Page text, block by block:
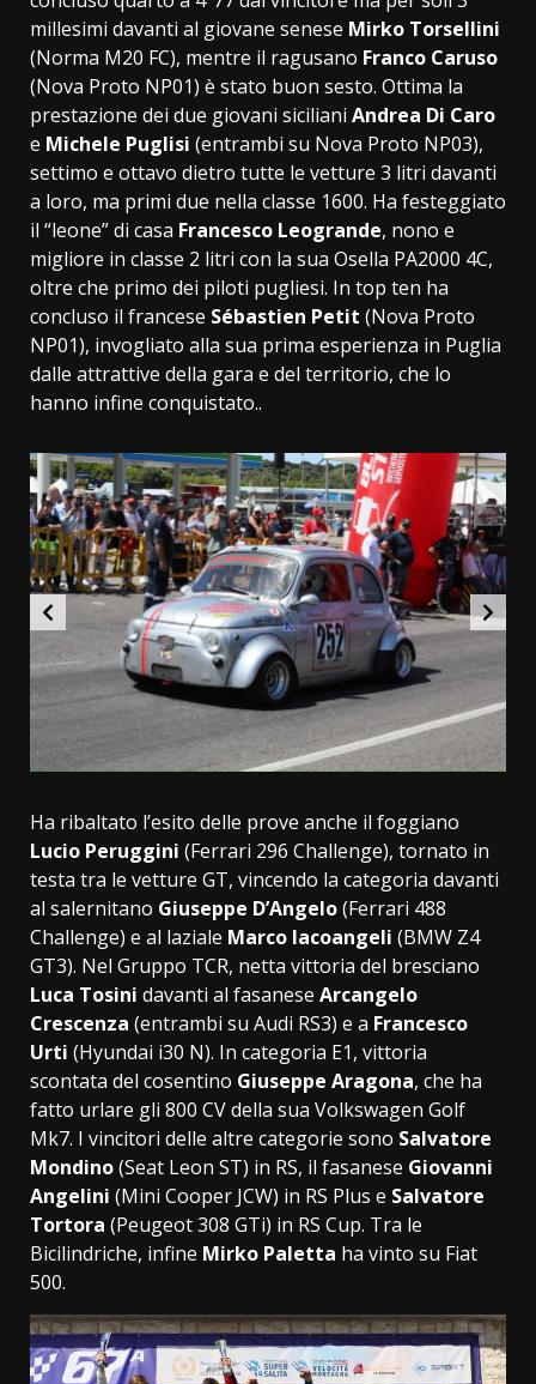
millesimi davanti al giovane senese Mirko Torsellini
(Norma M20 FC), mentre il ragusano Franco Caruso
(Nova Proto NP01) è stato buon sesto. Ottima la
prestazione dei due giovani siciliani Andrea Di Caro
e Michele Puglisi (entrambi su Nova Proto NP03),
settimo e ottavo dietro tutte le vetture 3 litri davanti
a loro, ma primi due nella classe 1600. Ha festeggiato
il “leone” di casa Francesco Leogrande, nono e
migliore in classe 2 litri con la sua Osella PA2000 4C,
oltre che primo dei piloti pugliesi. In top ten ha
concluso il francese Sébastien Petit (Nova Proto
NP01), invogliato alla sua prima esperienza in Puglia
dalle attrattive della gara e del territorio, che lo
hanno infine conquistato..
Ha ribaltato l’esito delle prove anche il foggiano
Lucio Peruggini (Ferrari 296 Challenge), tornato in
testa tra le vetture GT, vincendo la categoria davanti
al salernitano Giuseppe D’Angelo(Ferrari 488
Challenge) e al laziale Marco Iacoangeli (BMW Z4
GT3). Nel Gruppo TCR, netta vittoria del bresciano
Luca Tosini davanti al fasanese Arcangelo
Crescenza (entrambi su Audi RS3) e a Francesco
Urti (Hyundai i30 N). In categoria E1, vittoria
scontata del cosentino Giuseppe Aragona, che ha
fatto urlare gli 800 CV della sua Volkswagen Golf
Mk7. I vincitori delle altre categorie sono Salvatore
Mondino(Seat Leon ST) in RS, il fasanese Giovanni
Angelini (Mini Cooper JCW) in RS Plus e Salvatore
Tortora (Peugeot 308 GTi) in RS Cup. Tra le
Bicilindriche, infine Mirko Paletta ha vinto su Fiat
500.